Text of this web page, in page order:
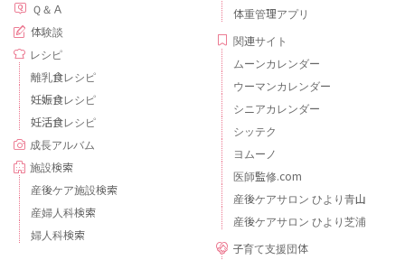
Ｑ＆Ａ
体験談
レシピ
離乳食レシピ
妊娠食レシピ
妊活食レシピ
成長アルバム
施設検索
産後ケア施設検索
産婦人科検索
婦人科検索
体重管理アプリ
関連サイト
ムーンカレンダー
ウーマンカレンダー
シニアカレンダー
シッテク
ヨムーノ
医師監修.com
産後ケアサロン ひより青山
産後ケアサロン ひより芝浦
子育て支援団体